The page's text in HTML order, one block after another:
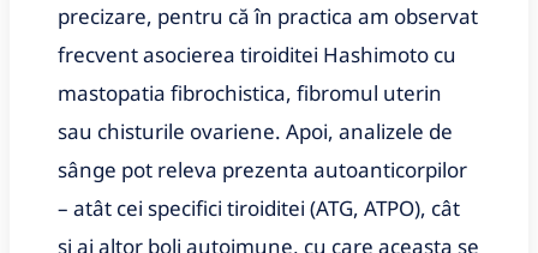
precizare, pentru că în practica am observat
frecvent asocierea tiroiditei Hashimoto cu
mastopatia fibrochistica, fibromul uterin
sau chisturile ovariene. Apoi, analizele de
sânge pot releva prezenta autoanticorpilor
– atât cei specifici tiroiditei (ATG, ATPO), cât
și ai altor boli autoimune, cu care aceasta se